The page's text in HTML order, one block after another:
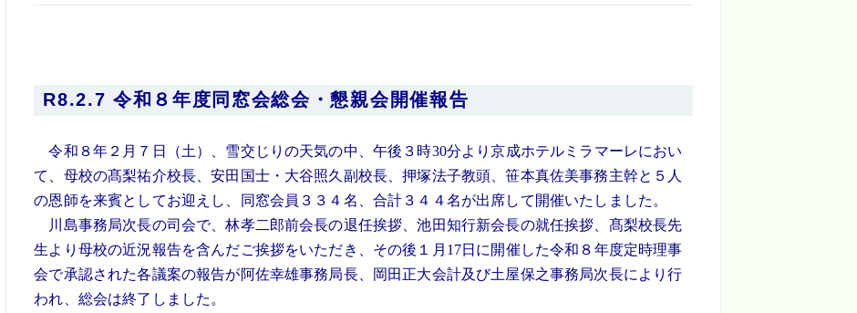
R8.2.7 令和８年度同窓会総会・懇親会開催報告
令和８年２月７日（土）、雪交じりの天気の中、午後３時30分より京成ホテルミラマーレにおい
て、母校の髙梨祐介校長、安田国士・大谷照久副校長、押塚法子教頭、笹本真佐美事務主幹と５人
の恩師を来賓としてお迎えし、同窓会員３３４名、合計３４４名が出席して開催いたしました。
川島事務局次長の司会で、林孝二郎前会長の退任挨拶、池田知行新会長の就任挨拶、髙梨校長先
生より母校の近況報告を含んだご挨拶をいただき、その後１月17日に開催した令和８年度定時理事
会で承認された各議案の報告が阿佐幸雄事務局長、岡田正大会計及び土屋保之事務局次長により行
われ、総会は終了しました。